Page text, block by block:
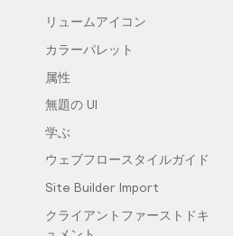
リュームアイコン
カラーパレット
属性
無題の UI
学ぶ
ウェブフロースタイルガイド
Site Builder Import
クライアントファーストドキ